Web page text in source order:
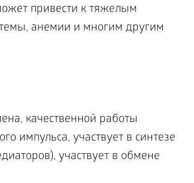
привести к тяжелым
анемии и многим другим
качественной работы
импульса, участвует в синтезе
участвует в обмене